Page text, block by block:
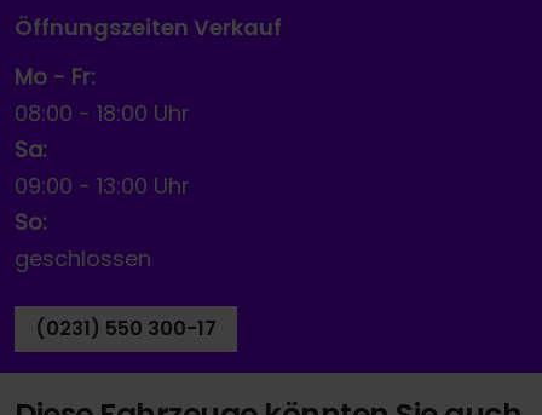
Öffnungszeiten Verkauf
Mo - Fr:
08:00 - 18:00 Uhr
Sa:
09:00 - 13:00 Uhr
So:
geschlossen
(0231) 550 300-17